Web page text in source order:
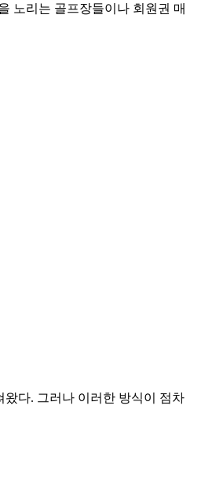
노리는 골프장들이나 회원권 매
다. 그러나 이러한 방식이 점차